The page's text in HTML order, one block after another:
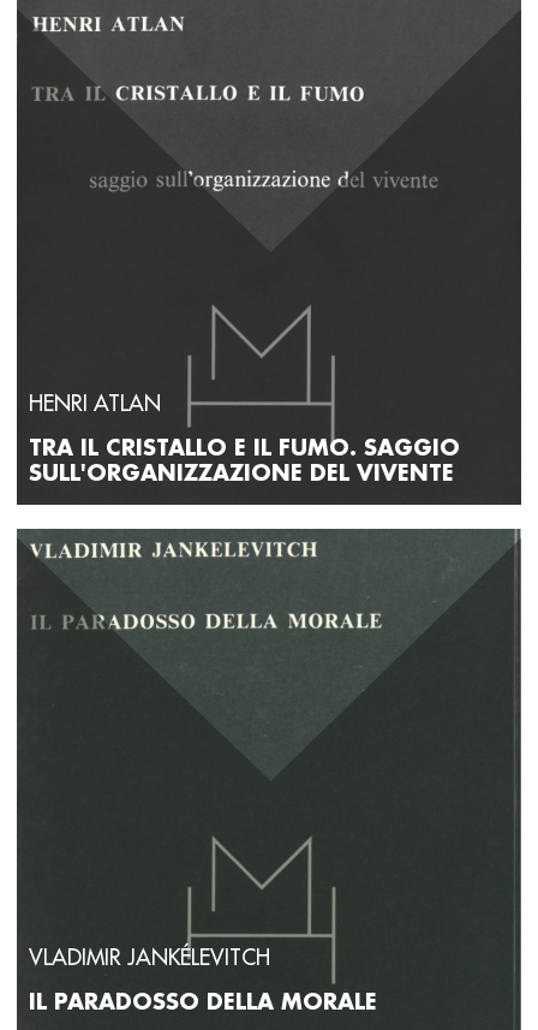
HENRI ATLAN
TRA IL CRISTALLO E IL FUMO. SAGGIO
SULL'ORGANIZZAZIONE DEL VIVENTE
VLADIMIR JANKÉLEVITCH
IL PARADOSSO DELLA MORALE